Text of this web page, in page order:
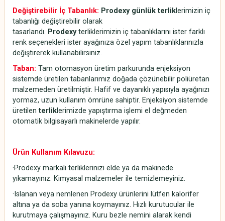
Değiştirebilir İç Tabanlık: Prodexy günlük terliklerimizin iç
tabanlığı değiştirebilir olarak
tasarlandı. Prodexyterliklerimizin iç tabanlıklarını ister farklı
renk seçenekleri ister ayağınıza özel yapım tabanlıklarınızla
değiştirerek kullanabilirsiniz.
Taban: Tam otomasyon üretim parkurunda enjeksiyon
sistemde üretilen tabanlarımız doğada çözünebilir poliüretan
malzemeden üretilmiştir. Hafif ve dayanıklı yapısıyla ayağınızı
yormaz, uzun kullanım ömrüne sahiptir. Enjeksiyon sistemde
üretilenterliklerimizde yapıştırma işlemi el değmeden
otomatik bilgisayarlı makinelerde yapılır.
Ürün Kullanım Kılavuzu:
·Prodexy markalı terliklerinizi elde ya da makinede
yıkamayınız. Kimyasal malzemeler ile temizlemeyiniz.
·Islanan veya nemlenen Prodexy ürünlerini lütfen kalorifer
altına ya da soba yanına koymayınız. Hızlı kurutucular ile
kurutmaya çalışmayınız. Kuru bezle nemini alarak kendi